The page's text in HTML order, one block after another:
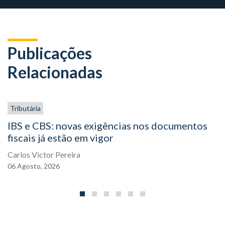
Publicações
Relacionadas
Tributária
IBS e CBS: novas exigências nos documentos
fiscais já estão em vigor
Carlos Victor Pereira
06Agosto, 2026